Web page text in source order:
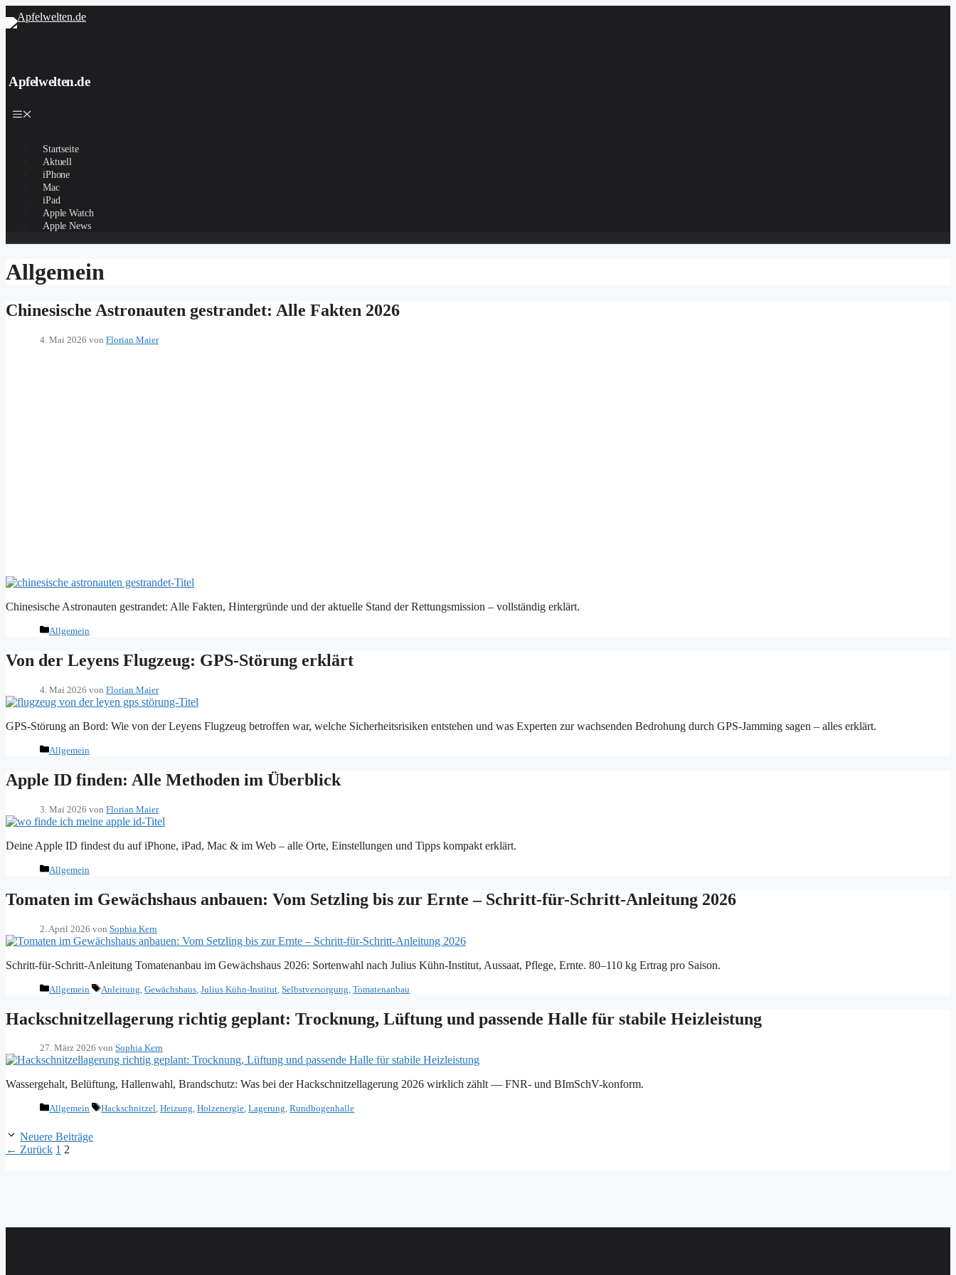
Zum
Inhalt
Apfelwelten.de
Menü
Startseite
Aktuell
iPhone
Mac
iPad
Apple Watch
Apple News
Allgemein
Chinesische Astronauten gestrandet: Alle Fakten 2026
4. Mai 2026 von Florian Maier
Chinesische Astronauten gestrandet: Alle Fakten, Hintergründe und der aktuelle Stand der Rettungsmission – vollständig erklärt.
Kategorien
Allgemein
Von der Leyens Flugzeug: GPS-Störung erklärt
4. Mai 2026 von Florian Maier
GPS-Störung an Bord: Wie von der Leyens Flugzeug betroffen war, welche Sicherheitsrisiken entstehen und was Experten zur wachsenden Bedrohung durch GPS-Jamming sagen – alles erklärt.
Kategorien
Allgemein
Apple ID finden: Alle Methoden im Überblick
3. Mai 2026 von Florian Maier
Deine Apple ID findest du auf iPhone, iPad, Mac & im Web – alle Orte, Einstellungen und Tipps kompakt erklärt.
Kategorien
Allgemein
Tomaten im Gewächshaus anbauen: Vom Setzling bis zur Ernte – Schritt-für-Schritt-Anleitung 2026
2. April 2026 von Sophia Kern
Schritt-für-Schritt-Anleitung Tomatenanbau im Gewächshaus 2026: Sortenwahl nach Julius Kühn-Institut, Aussaat, Pflege, Ernte. 80–110 kg Ertrag pro Saison.
Kategorien
Allgemein Schlagwörter
Anleitung ,Gewächshaus ,Julius Kühn-Institut ,Selbstversorgung ,Tomatenanbau
Hackschnitzellagerung richtig geplant: Trocknung, Lüftung und passende Halle für stabile Heizleistung
27. März 2026 von Sophia Kern
Wassergehalt, Belüftung, Hallenwahl, Brandschutz: Was bei der Hackschnitzellagerung 2026 wirklich zählt — FNR- und BImSchV-konform.
Kategorien
Allgemein Schlagwörter
Hackschnitzel,Heizung,Holzenergie,Lagerung,Rundbogenhalle
Neuere Beiträge
← Zurück Seite
1 Seite
2